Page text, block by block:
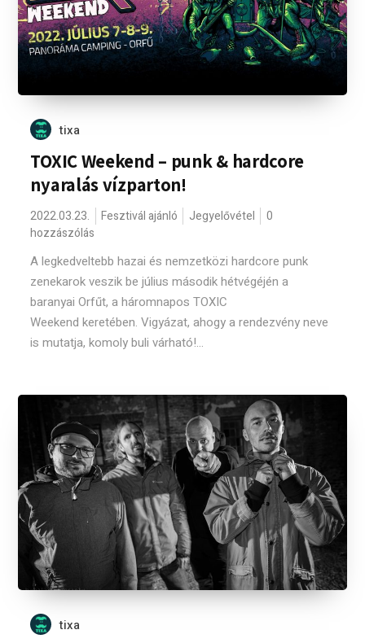
tixa
TOXIC Weekend – punk & hardcore
nyaralás vízparton!
2022.03.23. Fesztivál ajánló Jegyelővétel
0
hozzászólás
A legkedveltebb hazai és nemzetközi hardcore punk
zenekarok veszik be július második hétvégéjén a
baranyai Orfűt, a háromnapos TOXIC
Weekend keretében. Vigyázat, ahogy a rendezvény neve
is mutatja, komoly buli várható!...
tixa